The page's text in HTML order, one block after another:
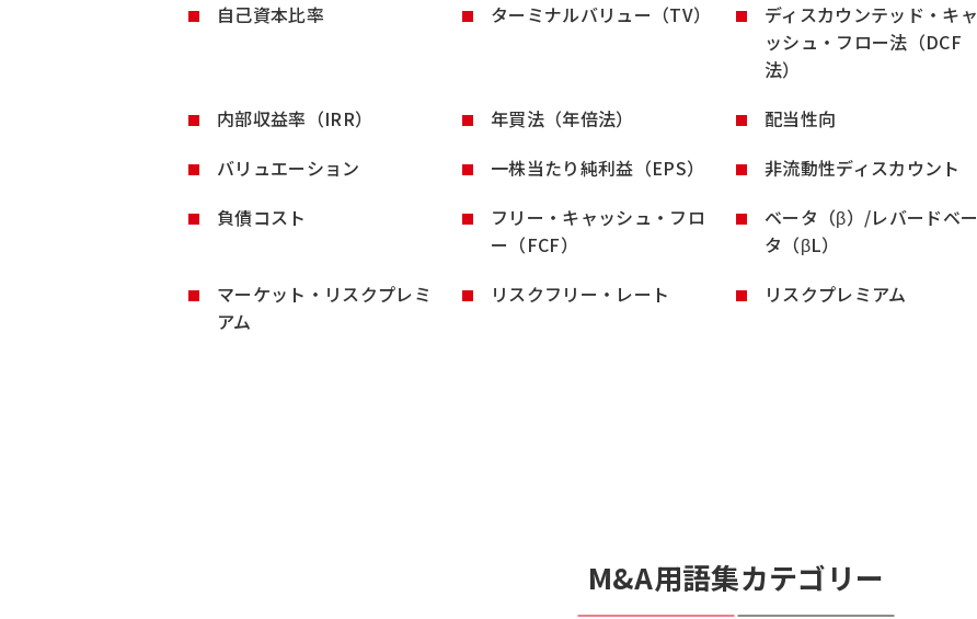
自己資本比率
ターミナルバリュー（TV）
ディスカウンテッド・キャ
ッシュ・フロー法（DCF
法）
内部収益率（IRR） 年買法（年倍法） 配当性向
バリュエーション
一株当たり純利益（EPS） 非流動性ディスカウント
負債コスト
フリー・キャッシュ・フロ
ー（FCF）
ベータ（β）/レバードベー
タ（βL）
マーケット・リスクプレミ
アム
リスクフリー・レート リスクプレミアム
M&A用語集カテゴリー